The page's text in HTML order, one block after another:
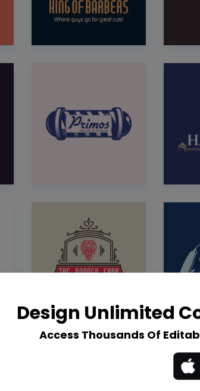
Design Unlimited
Access Thousands Of